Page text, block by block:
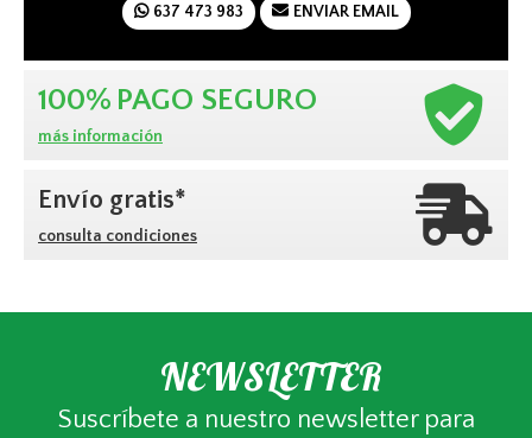
637 473 983 ENVIAR EMAIL
100% PAGO SEGURO
más información
Envío gratis*
consulta condiciones
NEWSLETTER
Suscríbete a nuestro newsletter para